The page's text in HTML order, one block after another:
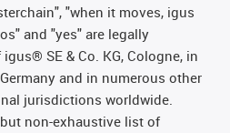
"when it moves, igus
and "yes" are legally
SE & Co. KG, Cologne, in
and in numerous other
jurisdictions worldwide.
non-exhaustive list of